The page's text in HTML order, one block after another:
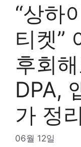
“상하
티켓”
후회
DPA,
가 정
06월 12일